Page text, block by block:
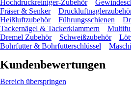
Hochdruckreiniger-Zubehör
Fräser & Senker
Heißluftzubehör
Führungsschienen
Tackernägel & Tackerklammern
Dremel Zubehör
Schweißzubehör
Bohrfutter & Bohrfutterschlüssel
Kundenbewertungen
Bereich überspringen